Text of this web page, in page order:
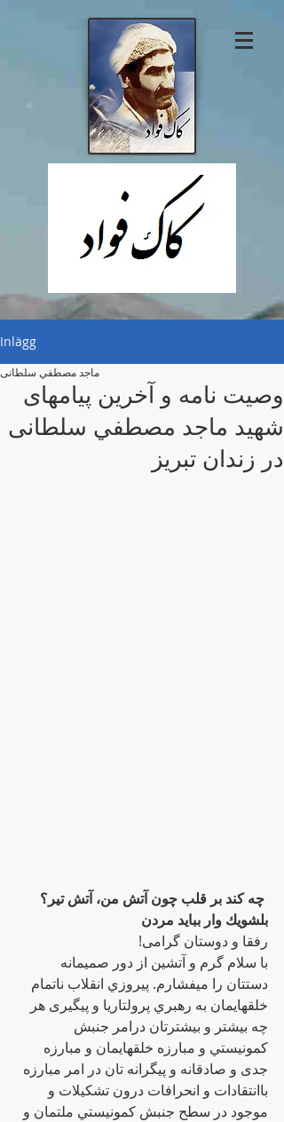
Inlägg
وصيت نامه و آخرين پيامهای
شهيد ماجد مصطفي سلطانی
در زندان تبريز
ماجد مصطفي سلطانی
چه كند بر قلب چون آتش من، آتش تير؟
بلشويك وار ببايد مردن
رفقا و دوستان گرامی!
با سلام گرم و آتشين از دور صميمانه
دستتان را ميفشارم. پيروزي انقلاب ناتمام
خلقهايمان به رهبري پرولتاريا و پيگيرى هر
چه بيشتر و بيشترتان درامر جنبش
كمونيستي و مبارزه خلقهايمان و مبارزه
جدى و صادقانه و پيگرانه تان در امر مبارزه
باانتقادات و انحرافات درون تشكيلات و
موجود در سطح جنبش كمونيستي ملتمان و